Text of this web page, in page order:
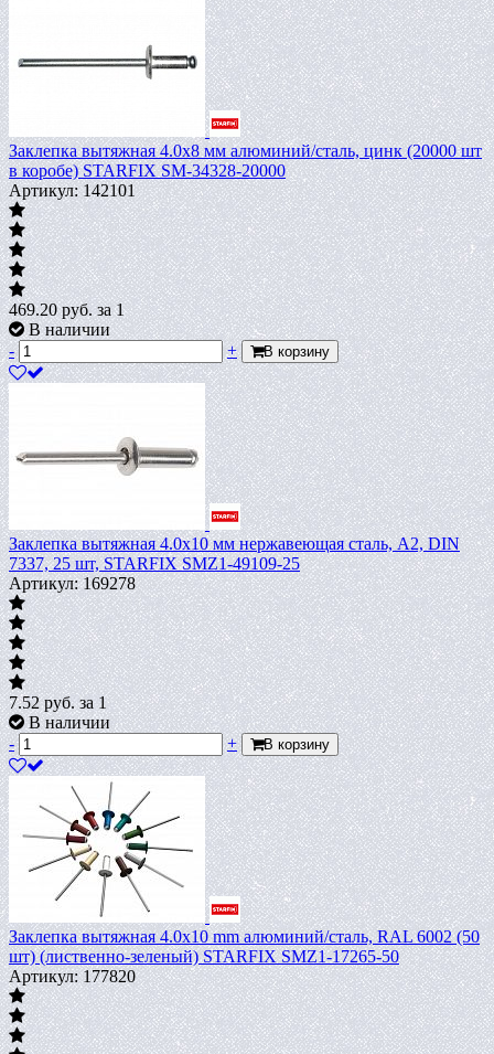
Заклепка вытяжная 4.0х8 мм алюминий/сталь, цинк (20000 шт
в коробе) STARFIX SM-34328-20000
Артикул: 142101
469.20руб.за 1
В наличии
-
+ В корзину
Заклепка вытяжная 4.0х10 мм нержавеющая сталь, А2, DIN
7337, 25 шт, STARFIX SMZ1-49109-25
Артикул: 169278
7.52руб.за 1
В наличии
-
+ В корзину
Заклепка вытяжная 4.0х10 mm алюминий/сталь, RAL 6002 (50
шт) (лиственно-зеленый) STARFIX SMZ1-17265-50
Артикул: 177820